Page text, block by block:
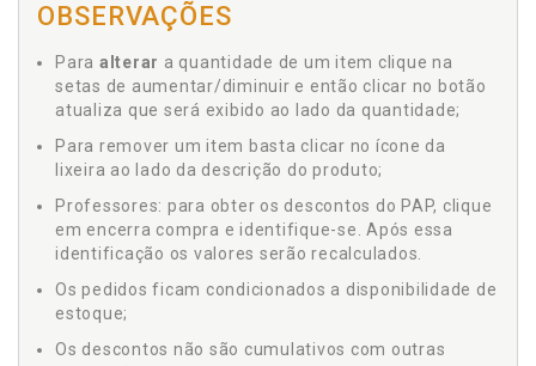
OBSERVAÇÕES
Para alterar a quantidade de um item clique na
setas de aumentar/diminuir e então clicar no botão
atualiza que será exibido ao lado da quantidade;
Para remover um item basta clicar no ícone da
lixeira ao lado da descrição do produto;
Professores: para obter os descontos do PAP, clique
em encerra compra e identifique-se. Após essa
identificação os valores serão recalculados.
Os pedidos ficam condicionados a disponibilidade de
estoque;
Os descontos não são cumulativos com outras